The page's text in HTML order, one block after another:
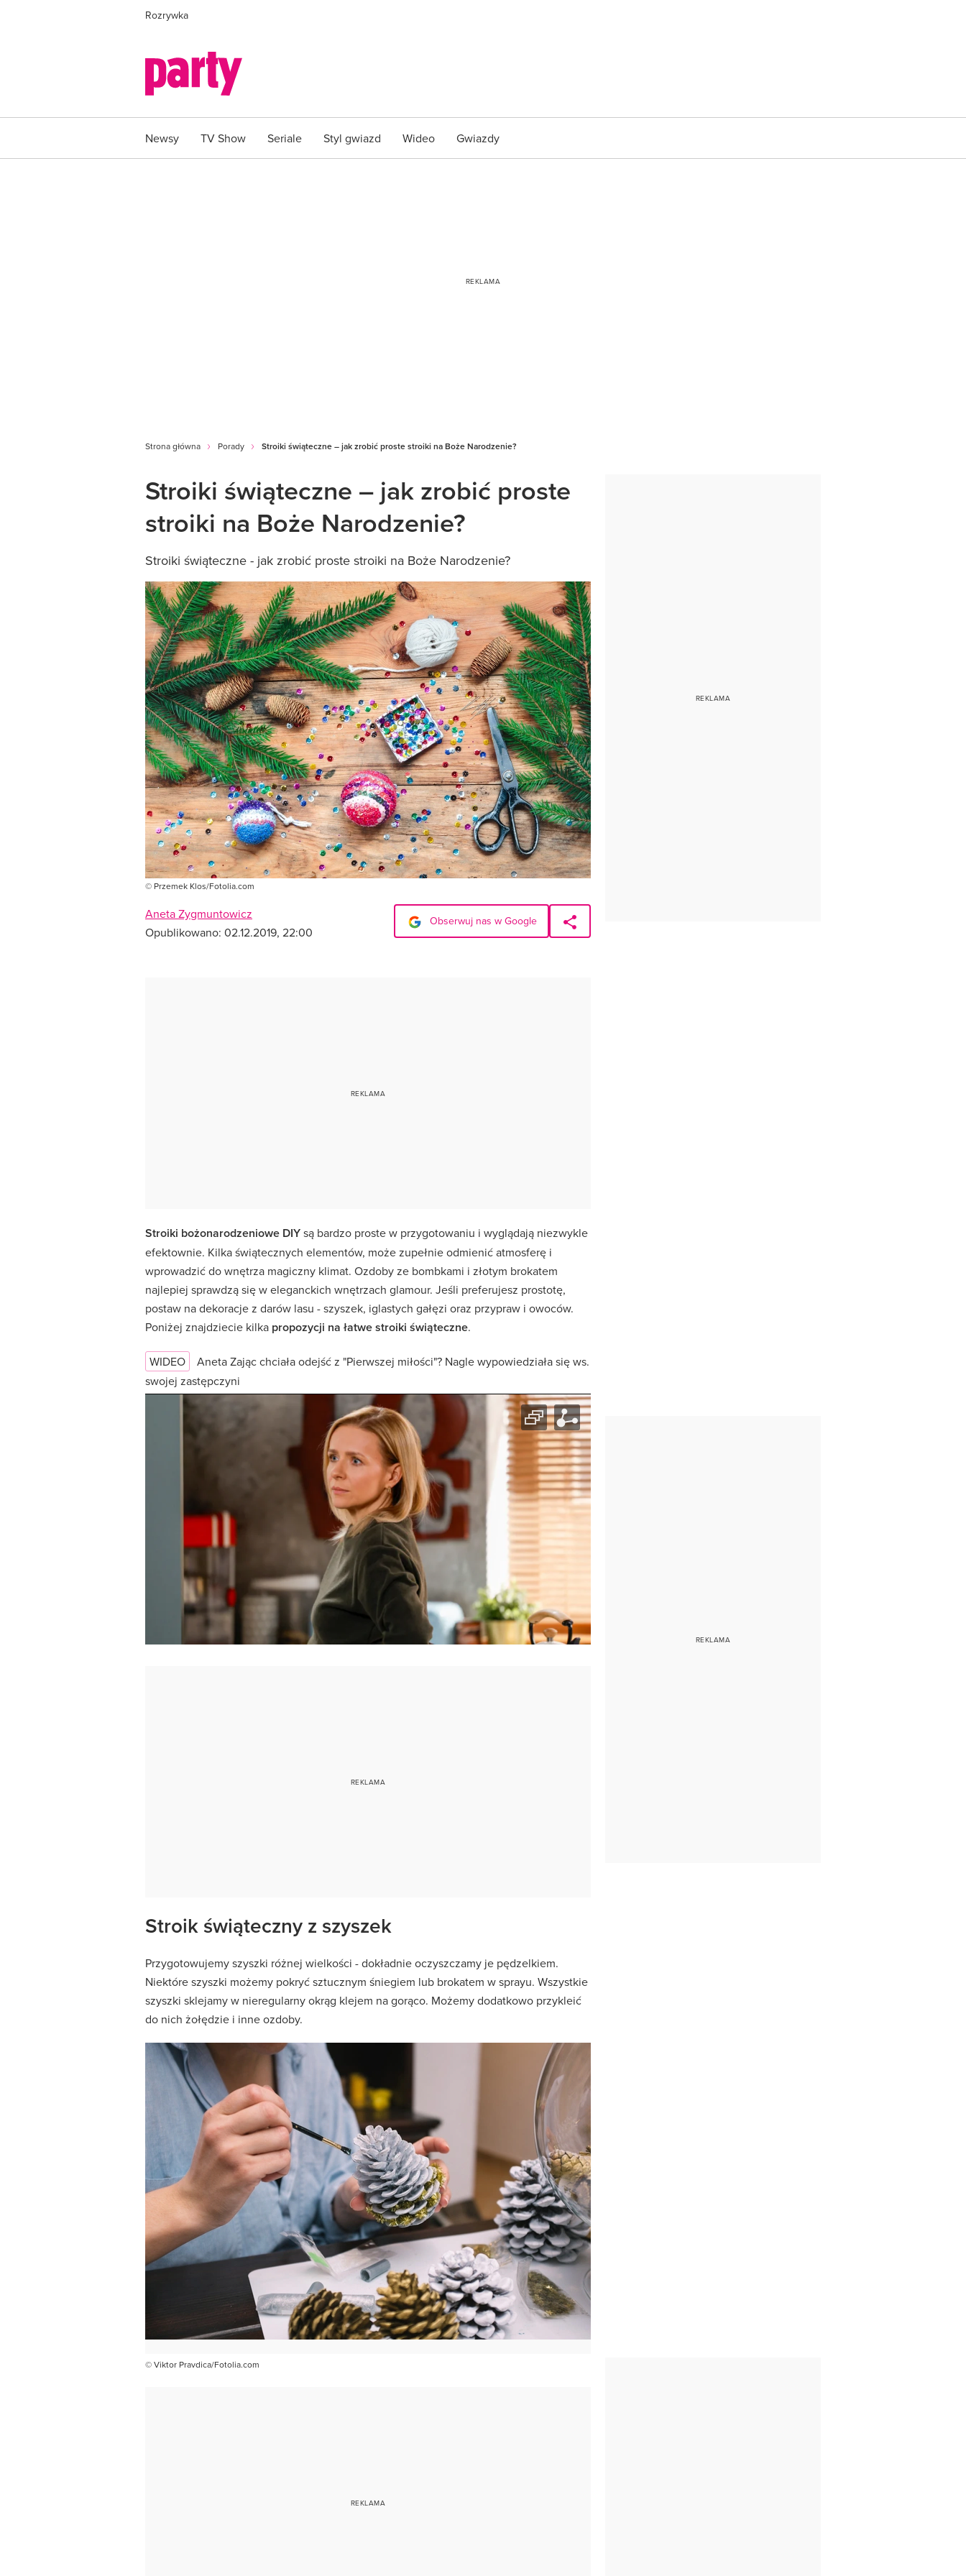
Rozrywka
Newsy TV Show Seriale Styl gwiazd Wideo Gwiazdy
Strona główna Porady Stroiki świąteczne – jak zrobić proste stroiki na Boże Narodzenie?
Stroiki świąteczne – jak zrobić proste
stroiki na Boże Narodzenie?
Stroiki świąteczne - jak zrobić proste stroiki na Boże Narodzenie?
© Przemek Klos/Fotolia.com
Aneta Zygmuntowicz
Opublikowano: 02.12.2019, 22:00
Obserwuj nas w Google
Stroiki bożonarodzeniowe DIYsą bardzo proste w przygotowaniu i wyglądają niezwykle
efektownie. Kilka świątecznych elementów, może zupełnie odmienić atmosferę i
wprowadzić do wnętrza magiczny klimat. Ozdoby ze bombkami i złotym brokatem
najlepiej sprawdzą się w eleganckich wnętrzach glamour. Jeśli preferujesz prostotę,
postaw na dekoracje z darów lasu - szyszek, iglastych gałęzi oraz przypraw i owoców.
Poniżej znajdziecie kilka propozycji na łatwe stroiki świąteczne.
WIDEO
Aneta Zając chciała odejść z "Pierwszej miłości"? Nagle wypowiedziała się ws.
swojej zastępczyni
Stroik świąteczny z szyszek
Przygotowujemy szyszki różnej wielkości - dokładnie oczyszczamy je pędzelkiem.
Niektóre szyszki możemy pokryć sztucznym śniegiem lub brokatem w sprayu. Wszystkie
szyszki sklejamy w nieregularny okrąg klejem na gorąco. Możemy dodatkowo przykleić
do nich żołędzie i inne ozdoby.
© Viktor Pravdica/Fotolia.com